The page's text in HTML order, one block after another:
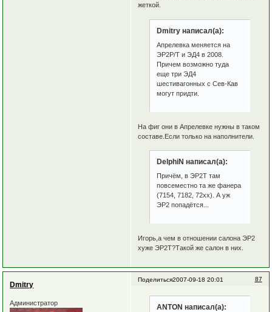
жеткой.
Dmitry написал(а):
Апрелевка меняется на
ЭР2Р/Т и ЭД4 в 2008.
Причем возможно туда
еще три ЭД4
шестивагонных с Сев-Кав
могут придти.
На фиг они в Апрелевке нужны в таком
составе.Если только на наполнители.
DelphiN написал(а):
Причём, в ЭР2Т там
повсеместно та же фанера
(7154, 7182, 72хх). А уж
ЭР2 попадётся...
Игорь,а чем в отношении салона ЭР2
хуже ЭР2Т?Такой же салон в них.
Поделиться 87
2007-09-18 20:01
Dmitry
Администратор ANTON написал(а):